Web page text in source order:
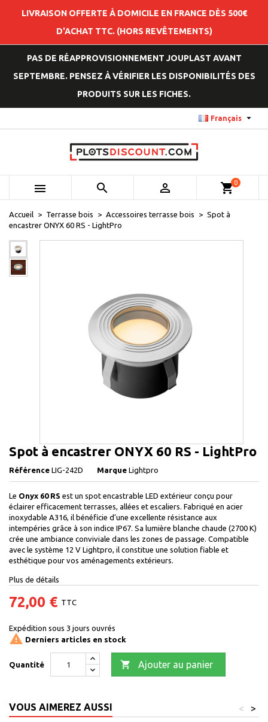
LIVRAISON OFFERTE À DOMICILE EN FRANCE DÈS 500€
D'ACHAT TTC. (HORS REVÊTEMENTS)
PAS DE RÉAPPROVISIONNEMENT JOUPLAST AVANT
SEPTEMBRE. PENSEZ À VÉRIFIER LES DISPONIBILITÉS DES
PRODUITS SUR LES FICHES.
Français 
   shopping_cart0
Accueil Terrasse bois Accessoires terrasse bois
Spot à
encastrer ONYX 60 RS - LightPro
Spot à encastrer ONYX 60 RS - LightPro
Référence LIG-242D Marque Lightpro
Le Onyx 60 RS est un spot encastrable LED extérieur conçu pour
éclairer efficacement terrasses, allées et escaliers. Fabriqué en acier
inoxydable A316, il bénéficie d’une excellente résistance aux
intempéries grâce à son indice IP67. Sa lumière blanche chaude (2700 K)
crée une ambiance conviviale dans les zones de passage. Compatible
avec le système 12 V Lightpro, il constitue une solution fiable et
esthétique pour vos aménagements extérieurs.
Plus de détails
72,00 € TTC
Expédition sous 3 jours ouvrés
 Derniers articles en stock
Quantité  Ajouter au panier
VOUS AIMEREZ AUSSI >
<